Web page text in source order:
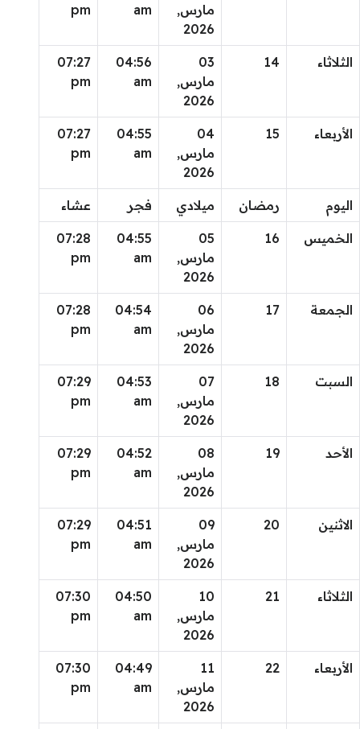
مارس,
2026
am
pm
الثلاثاء 14
03
مارس,
2026
04:56
am
07:27
pm
الأربعاء 15
04
مارس,
2026
04:55
am
07:27
pm
اليوم رمضان ميلادي فجر عشاء
الخميس 16
05
مارس,
2026
04:55
am
07:28
pm
الجمعة 17
06
مارس,
2026
04:54
am
07:28
pm
السبت 18
07
مارس,
2026
04:53
am
07:29
pm
الأحد 19
08
مارس,
2026
04:52
am
07:29
pm
الاثنين 20
09
مارس,
2026
04:51
am
07:29
pm
الثلاثاء 21
10
مارس,
2026
04:50
am
07:30
pm
الأربعاء 22
11
مارس,
2026
04:49
am
07:30
pm